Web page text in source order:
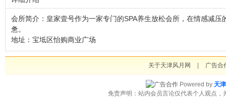
会所简介： 皇家壹号作为一家专门的SPA养生放松会所，在情感减
惫。
地址： 宝坻区怡购商业广场
关于天津风月网 广告合
Powered by 天
免责声明：站内会员言论仅代表个人观点